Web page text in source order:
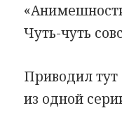
Чуть-чуть
Приводил тут
из одной